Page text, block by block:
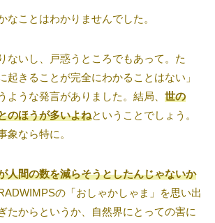
なことはわかりませんでした。
ないし、戸惑うところでもあって。た
起きることが完全にわかることはない」
ような発言がありました。結局、 世の
のほうが多いよねということでしょう。
象なら特に。
人間の数を減らそうとしたんじゃないか
の「おしゃかしゃま」を思い出
からというか、自然界にとっての害に